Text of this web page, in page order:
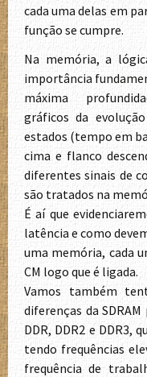
cada uma delas em
função se cumpre.
Na memória, a
importância
máxima
gráficos da
estados (tempo em
cima e flanco
diferentes sinais de
são tratados na
É aí que
latência e como
uma memória, cada
CM logo que é ligada.
Vamos também
diferenças da
DDR, DDR2 e DDR3,
tendo frequências
frequência de